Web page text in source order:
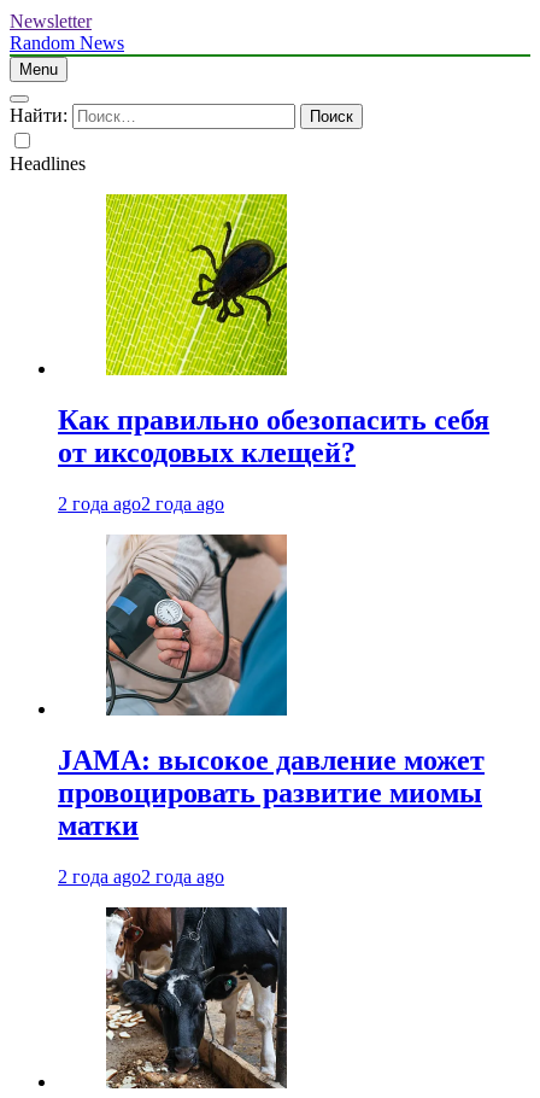
Newsletter
Random News
Menu
Найти:
Headlines
Как правильно обезопасить себя
от иксодовых клещей?
2 года ago2 года ago
JAMA: высокое давление может
провоцировать развитие миомы
матки
2 года ago2 года ago